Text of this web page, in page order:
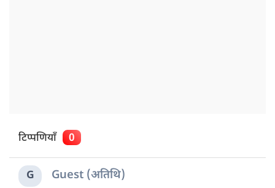
टिप्पणियाँ 0
G Guest (अतिथि)